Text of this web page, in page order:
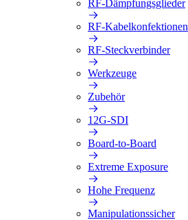
RF-Dämpfungsglieder
RF-Kabelkonfektionen
RF-Steckverbinder
Werkzeuge
Zubehör
12G-SDI
Board-to-Board
Extreme Exposure
Hohe Frequenz
Manipulationssicher